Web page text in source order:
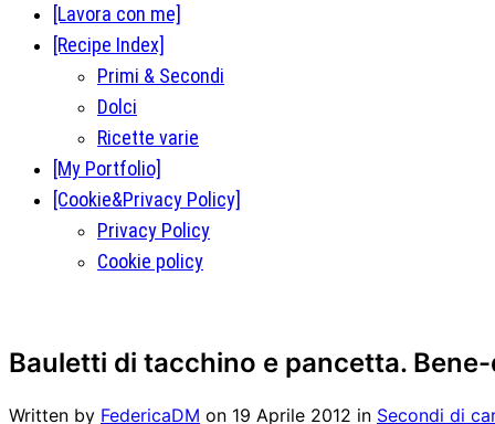
[Lavora con me]
[Recipe Index]
Primi & Secondi
Dolci
Ricette varie
[My Portfolio]
[Cookie&Privacy Policy]
Privacy Policy
Cookie policy
Bauletti di tacchino e pancetta.
Written by FedericaDM on 19 Aprile 2012 in Secondi di